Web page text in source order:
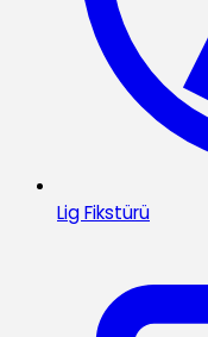
Lig Fikstürü